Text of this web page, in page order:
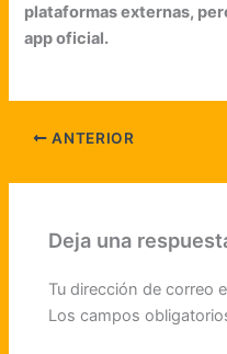
plataformas externas,
app oficial.
ANTERIOR
Deja una
Tu dirección de correo
Los campos